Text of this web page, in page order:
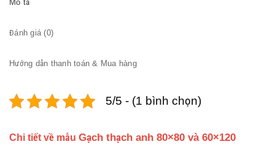
Mô tả
Đánh giá (0)
Hướng dẫn thanh toán & Mua hàng
5/5 - (1 bình chọn)
Chi tiết về mẫu Gạch thạch anh 80×80 và 60×120